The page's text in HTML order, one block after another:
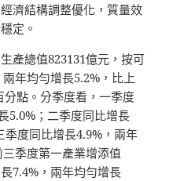
濟結構調整優化，質量效
定。
產總值823131億元，按可
年均勻增長5.2%，比上
點。分季度看，一季度
5.0%；二季度同比增長
季度同比增長4.9%，兩年
季度第一產業增添值
7.4%，兩年均勻增長